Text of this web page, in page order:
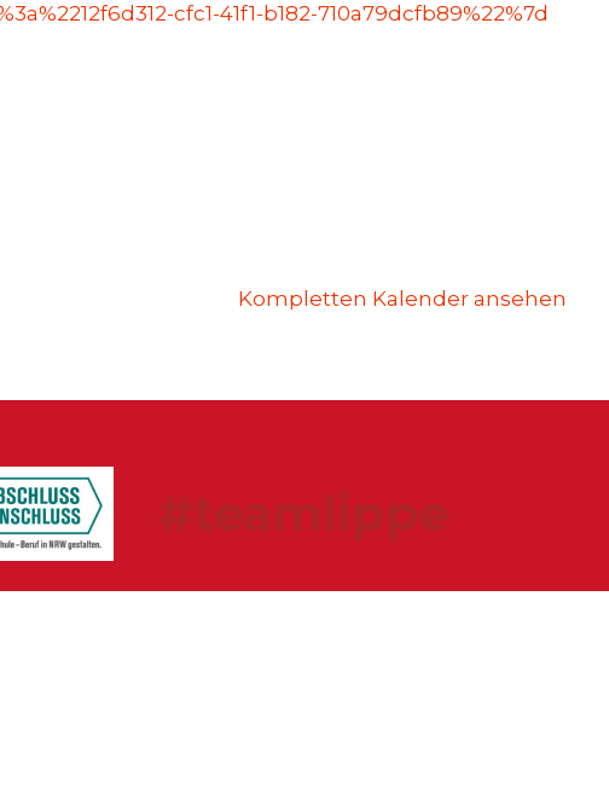
cfc1-41f1-b182-710a79dcfb89%22%7d
Kompletten Kalender ansehen
#teamlippe